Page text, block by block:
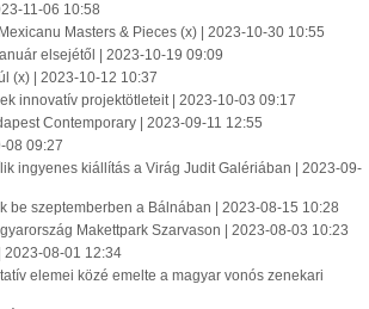
11-06 10:58
Masters & Pieces (x) | 2023-10-30 10:55
elsejétől | 2023-10-19 09:09
(x) | 2023-10-12 10:37
innovatív projektötleteit | 2023-10-03 09:17
Contemporary | 2023-09-11 12:55
08 09:27
ingyenes kiállítás a Virág Judit Galériában | 2023-09-
be szeptemberben a Bálnában | 2023-08-15 10:28
Makettpark Szarvason | 2023-08-03 10:23
2023-08-01 12:34
elemei közé emelte a magyar vonós zenekari